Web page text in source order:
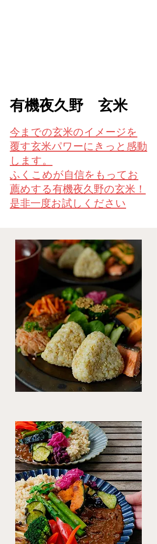
​有機夜久野 玄米
今までの玄米のイメージを
覆す玄米パワーにきっと感動
します。
ふくこめが自信をもってお
薦めする有機夜久野の玄米！
是非一度お試しください